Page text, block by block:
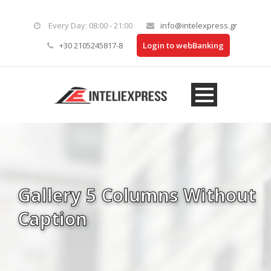
Every Day: 08:00 - 21:00
info@intelexpress.gr
+30 2105245817-8
Login to webBanking
Gallery 5 Columns Without
Caption